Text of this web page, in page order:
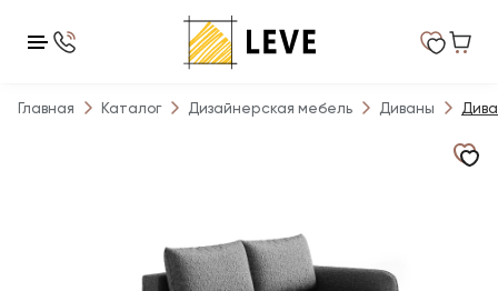
Главная Каталог Дизайнерская мебель Диваны